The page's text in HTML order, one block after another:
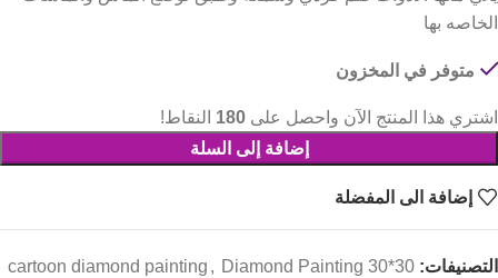
الخاصه بها
متوفر في المخزون
اشتري هذا المنتج الآن واحصل على 180 النقاط!
إضافة إلى السلة
إضافة الى المفضلة
التصنيفات: cartoon diamond painting , Diamond Painting 30*30